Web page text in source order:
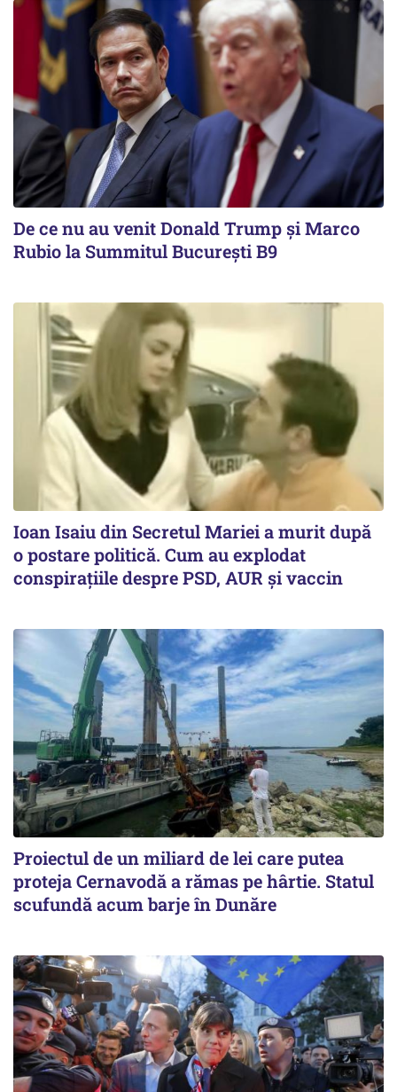
De ce nu au venit Donald Trump şi Marco
Rubio la Summitul Bucureşti B9
Ioan Isaiu din Secretul Mariei a murit după
o postare politică. Cum au explodat
conspirațiile despre PSD, AUR și vaccin
Proiectul de un miliard de lei care putea
proteja Cernavodă a rămas pe hârtie. Statul
scufundă acum barje în Dunăre